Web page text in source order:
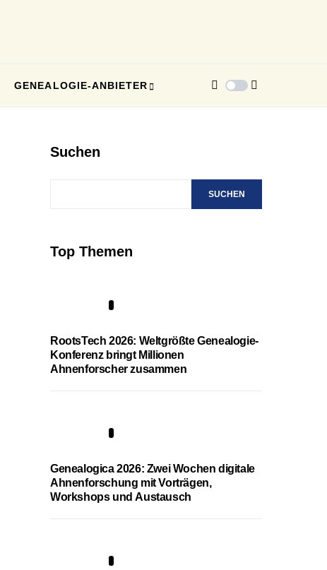
GENEALOGIE-ANBIETER
Suchen
SUCHEN
Top Themen
RootsTech 2026: Weltgrößte Genealogie-
Konferenz bringt Millionen
Ahnenforscher zusammen
Genealogica 2026: Zwei Wochen digitale
Ahnenforschung mit Vorträgen,
Workshops und Austausch